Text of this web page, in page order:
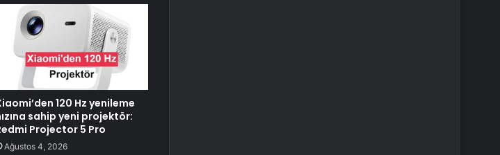
120 Hz yenileme
sahip yeni projektör:
Projector 5 Pro
Ağustos 4, 2026